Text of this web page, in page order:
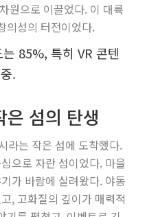
원으로 이끌었다. 이 대륙
의성의 터전이었다.
85%, 특히 VR 콘텐
.
섬의 탄생
라는 작은 섬에 도착했다.
으로 자란 섬이었다. 마을
가 바람에 실려왔다. 야동
, 고화질의 깊이가 매력적